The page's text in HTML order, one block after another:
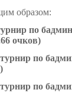
образом:
по
очков)
по
по